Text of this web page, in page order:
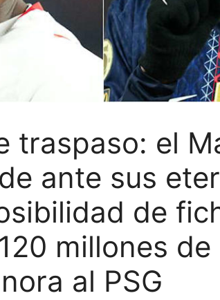
traspaso: el
ante sus
de
millones de
al PSG